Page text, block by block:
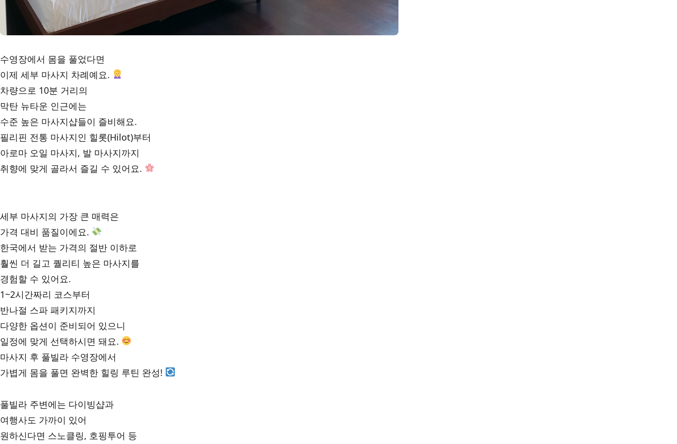
수영장에서 몸을 풀었다면
이제 세부 마사지 차례예요.
차량으로 10분 거리의
막탄 뉴타운 인근에는
수준 높은 마사지샵들이 즐비해요.
필리핀 전통 마사지인 힐롯(Hilot)부터
아로마 오일 마사지, 발 마사지까지
취향에 맞게 골라서 즐길 수 있어요.
세부 마사지의 가장 큰 매력은
가격 대비 품질이에요.
한국에서 받는 가격의 절반 이하로
훨씬 더 길고 퀄리티 높은 마사지를
경험할 수 있어요.
1~2시간짜리 코스부터
반나절 스파 패키지까지
다양한 옵션이 준비되어 있으니
일정에 맞게 선택하시면 돼요.
마사지 후 풀빌라 수영장에서
가볍게 몸을 풀면 완벽한 힐링 루틴 완성!
풀빌라 주변에는 다이빙샵과
여행사도 가까이 있어
원하신다면 스노클링, 호핑투어 등